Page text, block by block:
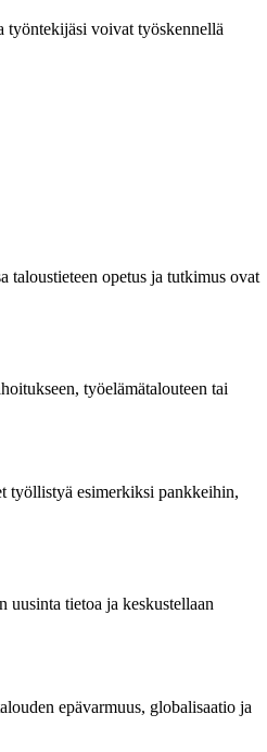
työntekijäsi voivat työskennellä
taloustieteen opetus ja tutkimus ovat
työelämätalouteen tai
työllistyä esimerkiksi pankkeihin,
uusinta tietoa ja keskustellaan
epävarmuus, globalisaatio ja